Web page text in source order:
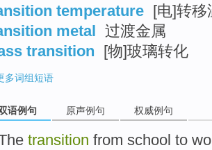
temperature [电]转移
metal 过渡金属
transition [物]玻璃转化
多词组短语
语例句 原声例句 权威例句
transition from school to